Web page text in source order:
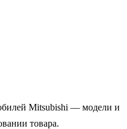
Mitsubishi — модели и
товара.